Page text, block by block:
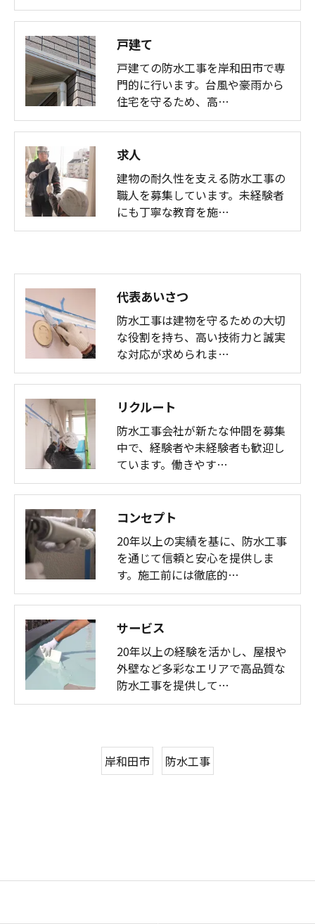
戸建て
戸建ての防水工事を岸和田市で専
門的に行います。台風や豪雨から
住宅を守るため、高…
求人
建物の耐久性を支える防水工事の
職人を募集しています。未経験者
にも丁寧な教育を施…
代表あいさつ
防水工事は建物を守るための大切
な役割を持ち、高い技術力と誠実
な対応が求められま…
リクルート
防水工事会社が新たな仲間を募集
中で、経験者や未経験者も歓迎し
ています。働きやす…
コンセプト
20年以上の実績を基に、防水工事
を通じて信頼と安心を提供しま
す。施工前には徹底的…
サービス
20年以上の経験を活かし、屋根や
外壁など多彩なエリアで高品質な
防水工事を提供して…
岸和田市 防水工事